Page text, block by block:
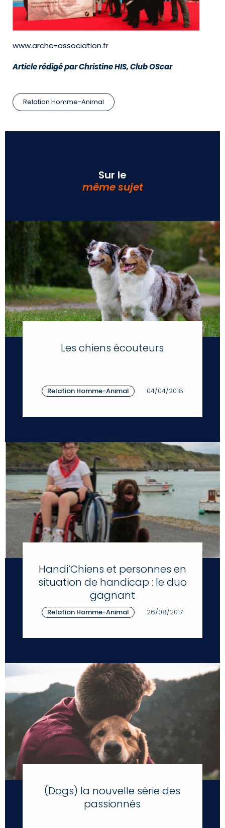
www.arche-association.fr
Article rédigé par Christine HIS, Club OScar
Relation Homme-Animal
Sur le
même sujet
Les chiens écouteurs
Relation Homme-Animal 04/04/2018
Handi’Chiens et personnes en
situation de handicap : le duo
gagnant
Relation Homme-Animal 26/08/2017
(Dogs) la nouvelle série des
passionnés